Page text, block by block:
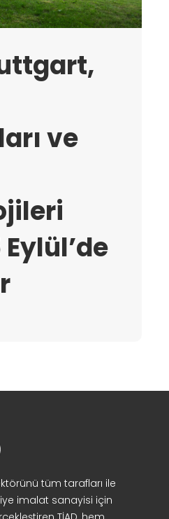
ve
Eylül’de
tüm tarafları ile
imalat sanayisi için